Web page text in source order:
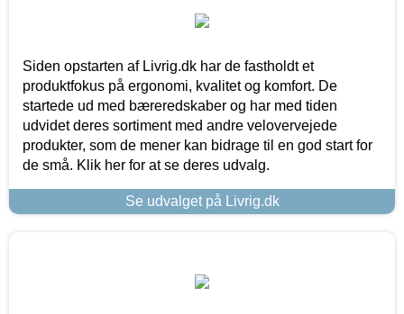
Siden opstarten af Livrig.dk har de fastholdt et
produktfokus på ergonomi, kvalitet og komfort. De
startede ud med bæreredskaber og har med tiden
udvidet deres sortiment med andre velovervejede
produkter, som de mener kan bidrage til en god start for
de små. Klik her for at se deres udvalg.
Se udvalget på Livrig.dk